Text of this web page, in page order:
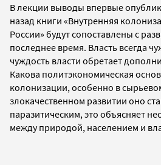
В лекции выводы впервые
назад книги «Внутренняя
России» будут сопоставлены с
последнее время. Власть всегда
чуждость власти обретает
Какова политэкономическая
колонизации, особенно в
злокачественном развитии оно
паразитическим, это объясняет
между природой, населением и